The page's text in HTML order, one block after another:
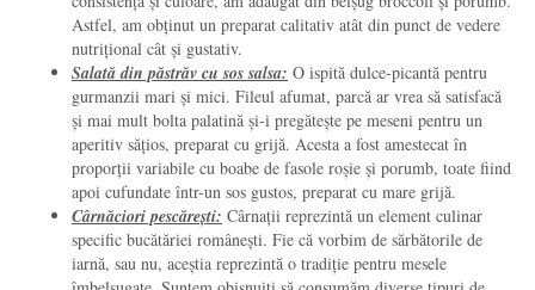
Astfel, am obținut un preparat calitativ atât din punct de vedere
nutrițional cât și gustativ.
Salată din păstrăv cu sos salsa: O ispită dulce-picantă pentru
gurmanzii mari și mici. Fileul afumat, parcă ar vrea să satisfacă
și mai mult bolta palatină și-i pregătește pe meseni pentru un
aperitiv sățios, preparat cu grijă. Acesta a fost amestecat în
proporții variabile cu boabe de fasole roșie și porumb, toate fiind
apoi cufundate într-un sos gustos, preparat cu mare grijă.
Cârnăciori pescărești: Cârnații reprezintă un element culinar
specific bucătăriei românești. Fie că vorbim de sărbătorile de
iarnă, sau nu, aceștia reprezintă o tradiție pentru mesele